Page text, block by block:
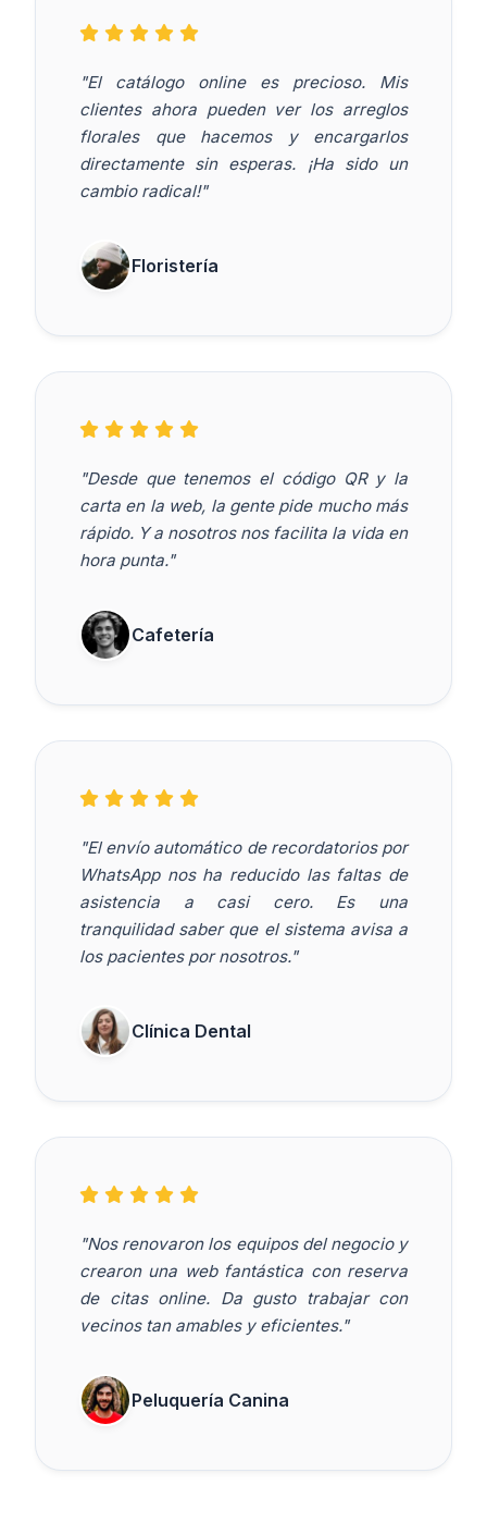
"El catálogo online es precioso. Mis
clientes ahora pueden ver los arreglos
florales que hacemos y encargarlos
directamente sin esperas. ¡Ha sido un
cambio radical!"
Floristería
"Desde que tenemos el código QR y la
carta en la web, la gente pide mucho más
rápido. Y a nosotros nos facilita la vida en
hora punta."
Cafetería
"El envío automático de recordatorios por
WhatsApp nos ha reducido las faltas de
asistencia a casi cero. Es una
tranquilidad saber que el sistema avisa a
los pacientes por nosotros."
Clínica Dental
"Nos renovaron los equipos del negocio y
crearon una web fantástica con reserva
de citas online. Da gusto trabajar con
vecinos tan amables y eficientes."
Peluquería Canina